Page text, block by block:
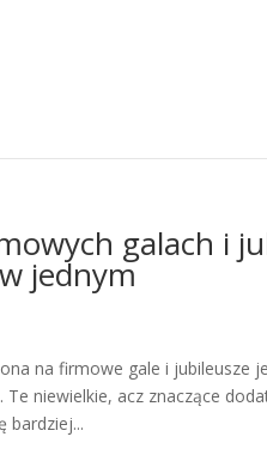
galach i
jednym
na firmowe gale i jubileusze
niewielkie, acz znaczące
bardziej...